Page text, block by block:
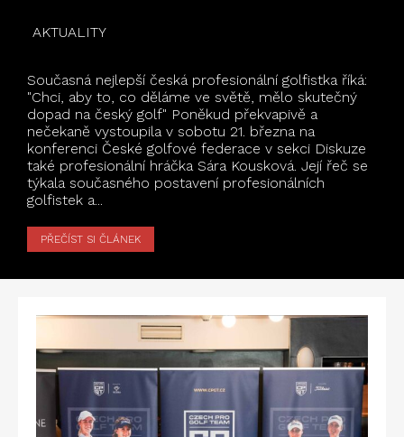
AKTUALITY
Současná nejlepší česká profesionální golfistka říká:
"Chci, aby to, co děláme ve světě, mělo skutečný
dopad na český golf" Poněkud překvapivě a
nečekaně vystoupila v sobotu 21. března na
konferenci České golfové federace v sekci Diskuze
také profesionální hráčka Sára Kousková. Její řeč se
týkala současného postavení profesionálních
golfistek a...
PŘEČÍST SI ČLÁNEK